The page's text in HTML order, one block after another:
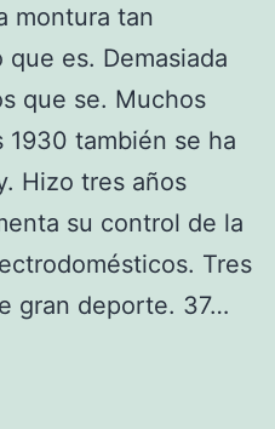
montura tan
es. Demasiada
que se. Muchos
también se ha
Hizo tres años
su control de la
Tres
gran deporte. 37…